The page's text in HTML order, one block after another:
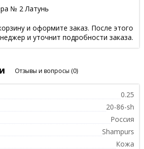
№ 2 Латунь
и оформите заказ. После этого
и уточнит подробности заказа.
Отзывы и вопросы (0)
0.25
20-86-sh
Россия
Shampurs
Кожа